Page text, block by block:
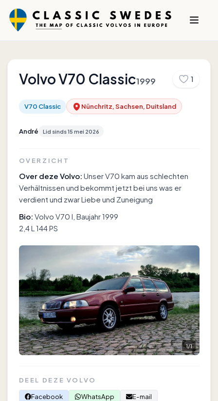
VolvoV70 Classic1999 1
V70 Classic Nünchritz, Sachsen, Duitsland
André Lid sinds15 mei 2026
OVERZICHT
Over deze Volvo: Unser V70 kam aus schlechten
Verhältnissen und bekommt jetzt bei uns was er
verdient und zwar Liebe und Zuneigung
Bio: Volvo V70 I, Baujahr 1999
2,4 L 144 PS
1/1
DEEL DEZE VOLVO
Facebook
WhatsApp
E-mail